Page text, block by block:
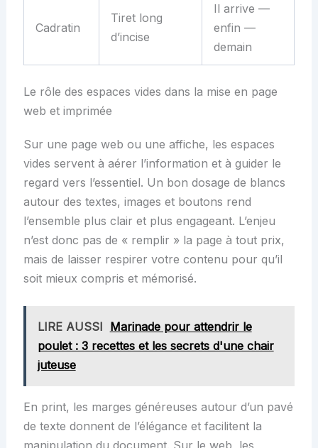
Cadratin
Tiret long
d’incise
Il arrive —
enfin —
demain
Le rôle des espaces vides dans la mise en page
web et imprimée
Sur une page web ou une affiche, les espaces
vides servent à aérer l’information et à guider le
regard vers l’essentiel. Un bon dosage de blancs
autour des textes, images et boutons rend
l’ensemble plus clair et plus engageant. L’enjeu
n’est donc pas de « remplir » la page à tout prix,
mais de laisser respirer votre contenu pour qu’il
soit mieux compris et mémorisé.
LIRE AUSSI Marinade pour attendrir le
poulet : 3 recettes et les secrets d'une chair
juteuse
En print, les marges généreuses autour d’un pavé
de texte donnent de l’élégance et facilitent la